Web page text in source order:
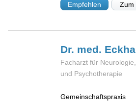
Empfehlen Zum
Dr. med.
Facharzt für
und Psychotherapie
Gemeinschaftspraxis